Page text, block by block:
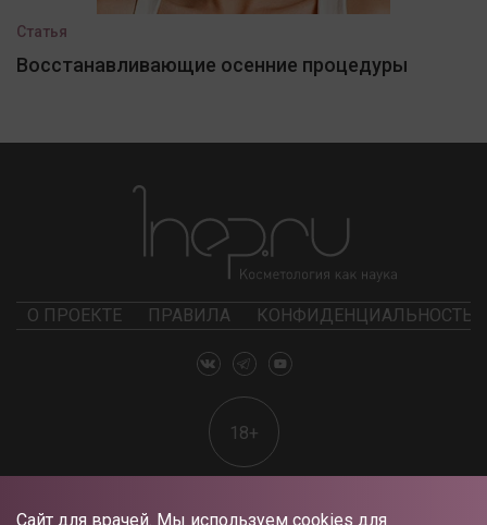
Сайт для врачей. Мы используем cookies для
Статья
Восстанавливающие осенние процедуры
О ПРОЕКТЕ ПРАВИЛА КОНФИДЕНЦИАЛЬНОСТЬ
18+